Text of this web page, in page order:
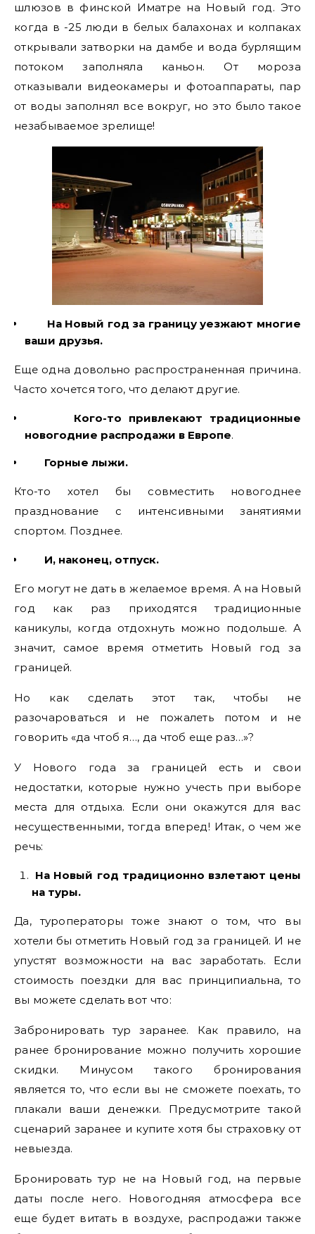
шлюзов в финской Иматре на Новый год. Это
когда в -25 люди в белых балахонах и колпаках
открывали затворки на дамбе и вода бурлящим
потоком заполняла каньон. От мороза
отказывали видеокамеры и фотоаппараты, пар
от воды заполнял все вокруг, но это было такое
незабываемое зрелище!
На Новый год за границу уезжают многие
ваши друзья.
Еще одна довольно распространенная причина.
Часто хочется того, что делают другие.
Кого-то привлекают традиционные
новогодние распродажи в Европе.
Горные лыжи.
Кто-то хотел бы совместить новогоднее
празднование с интенсивными занятиями
спортом. Позднее.
И, наконец, отпуск.
Его могут не дать в желаемое время. А на Новый
год как раз приходятся традиционные
каникулы, когда отдохнуть можно подольше. А
значит, самое время отметить Новый год за
границей.
Но как сделать этот так, чтобы не
разочароваться и не пожалеть потом и не
говорить «да чтоб я…, да чтоб еще раз…»?
У Нового года за границей есть и свои
недостатки, которые нужно учесть при выборе
места для отдыха. Если они окажутся для вас
несущественными, тогда вперед! Итак, о чем же
речь:
На Новый год традиционно взлетают цены
на туры.
Да, туроператоры тоже знают о том, что вы
хотели бы отметить Новый год за границей. И не
упустят возможности на вас заработать. Если
стоимость поездки для вас принципиальна, то
вы можете сделать вот что:
Забронировать тур заранее. Как правило, на
ранее бронирование можно получить хорошие
скидки. Минусом такого бронирования
является то, что если вы не сможете поехать, то
плакали ваши денежки. Предусмотрите такой
сценарий заранее и купите хотя бы страховку от
невыезда.
Бронировать тур не на Новый год, на первые
даты после него. Новогодняя атмосфера все
еще будет витать в воздухе, распродажи также